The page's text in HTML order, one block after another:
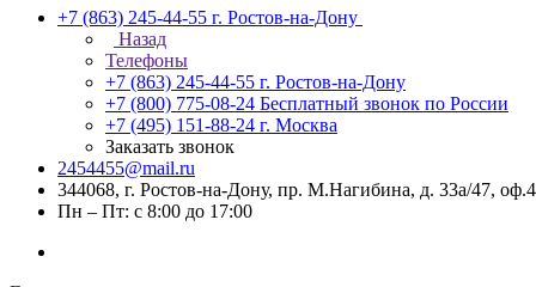
+7 (863) 245-44-55 г. Ростов-на-Дону
Назад
Телефоны
+7 (863) 245-44-55 г. Ростов-на-Дону
+7 (800) 775-08-24 Бесплатный звонок по России
+7 (495) 151-88-24 г. Москва
Заказать звонок
2454455@mail.ru
344068, г. Ростов-на-Дону, пр. М.Нагибина, д. 33а/47,
Пн – Пт: с 8:00 до 17:00